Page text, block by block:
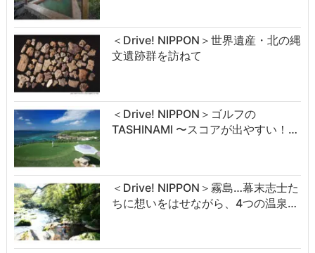
＜Drive! NIPPON＞世界遺産・北の縄
文遺跡群を訪ねて
＜Drive! NIPPON＞ゴルフの
TASHINAMI 〜スコアが出やすい！…
＜Drive! NIPPON＞霧島…幕末志士た
ちに想いをはせながら、4つの温泉…